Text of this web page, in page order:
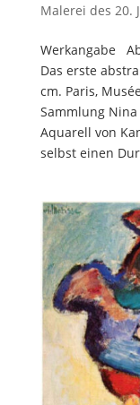
Malerei des 20.
Werkangabe
Das erste
cm. Paris,
Sammlung
Aquarell von
selbst einen